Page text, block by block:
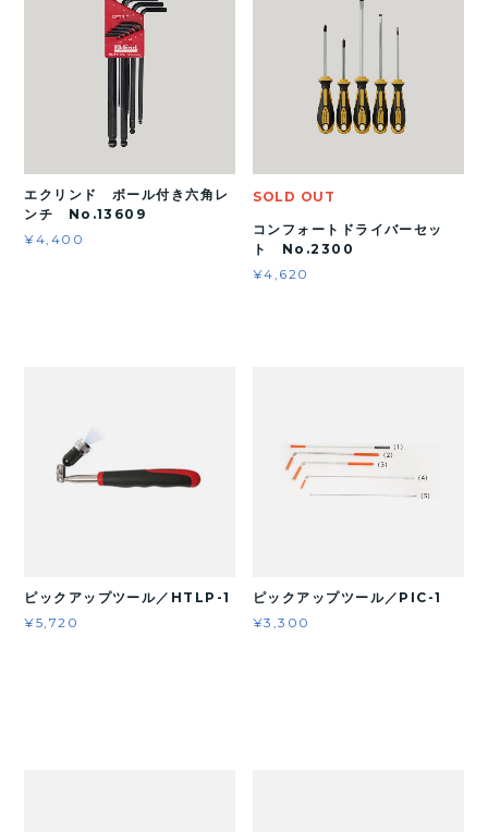
エクリンド ボール付き六角レ
ンチ No.13609
¥4,400
SOLD OUT
コンフォートドライバーセッ
ト No.2300
¥4,620
ピックアップツール／HTLP-1
¥5,720
ピックアップツール／PIC-1
¥3,300